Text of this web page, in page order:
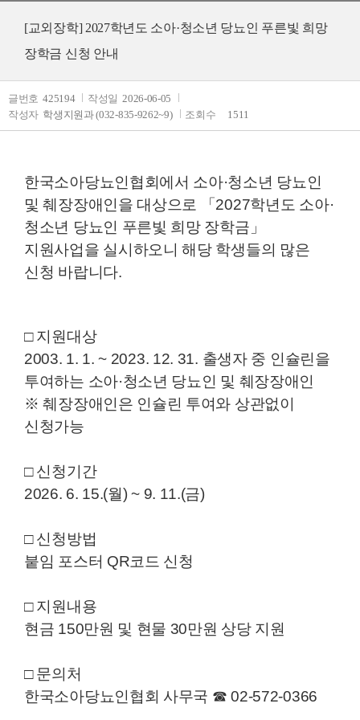
[교외장학] 2027학년도 소아·청소년 당뇨인 푸른빛 희망
장학금 신청 안내
글번호 425194 작성일 2026-06-05
작성자 학생지원과 (032-835-9262~9) 조회수 1511
한국소아당뇨인협회에서 소아·청소년 당뇨인
및 췌장장애인을 대상으로 「2027학년도 소아·
청소년 당뇨인 푸른빛 희망 장학금」
지원사업을 실시하오니 해당 학생들의 많은
신청 바랍니다.
□ 지원대상
2003. 1. 1. ~ 2023. 12. 31. 출생자 중 인슐린을
투여하는 소아·청소년 당뇨인 및 췌장장애인
※ 췌장장애인은 인슐린 투여와 상관없이
신청가능
□ 신청기간
2026. 6. 15.(월) ~ 9. 11.(금)
□ 신청방법
붙임 포스터 QR코드 신청
□ 지원내용
현금 150만원 및 현물 30만원 상당 지원
□ 문의처
한국소아당뇨인협회 사무국 ☎ 02-572-0366